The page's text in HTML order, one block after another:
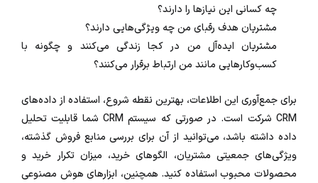
چه کسانی این نیازها را دارند؟
مشتریان هدف رقبای من چه ویژگی‌هایی دارند؟
مشتریان ایده‌آل من در کجا زندگی می‌کنند و چگونه با
کسب‌وکارهایی مانند من ارتباط برقرار می‌کنند؟
برای جمع‌آوری این اطلاعات، بهترین نقطه شروع، استفاده از داده‌های
CRM شرکت است. در صورتی که سیستم CRM شما قابلیت تحلیل
داده داشته باشد، می‌توانید از آن برای بررسی منابع فروش گذشته،
ویژگی‌های جمعیتی مشتریان، الگوهای خرید، میزان تکرار خرید و
محصولات محبوب استفاده کنید. همچنین، ابزارهای هوش مصنوعی